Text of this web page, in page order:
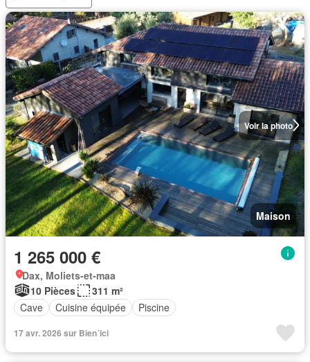
Voir la photo
Maison
1 265 000 €
Dax, Moliets-et-maa
10 Pièces
311 m²
Cave
Cuisine équipée Piscine
17 avr. 2026 sur Bien´ici